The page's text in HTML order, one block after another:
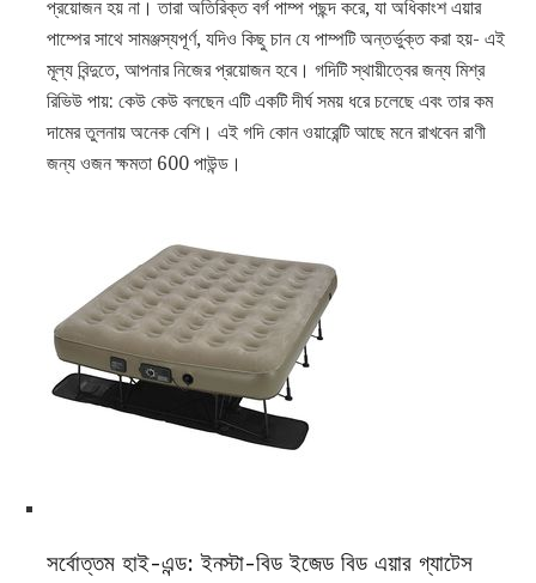
প্রয়োজন হয় না। তারা অতিরিক্ত বর্গ পাম্প পছন্দ করে, যা অধিকাংশ এয়ার
পাম্পের সাথে সামঞ্জস্যপূর্ণ, যদিও কিছু চান যে পাম্পটি অন্তর্ভুক্ত করা হয়- এই
মূল্য বিন্দুতে, আপনার নিজের প্রয়োজন হবে। গদিটি স্থায়ীত্বের জন্য মিশ্র
রিভিউ পায়: কেউ কেউ বলছেন এটি একটি দীর্ঘ সময় ধরে চলেছে এবং তার কম
দামের তুলনায় অনেক বেশি। এই গদি কোন ওয়ারেন্টি আছে মনে রাখবেন রাণী
জন্য ওজন ক্ষমতা 600 পাউন্ড।
সর্বোত্তম হাই-এন্ড: ইনস্টা-বিড ইজেড বিড এয়ার গ্যাটেস